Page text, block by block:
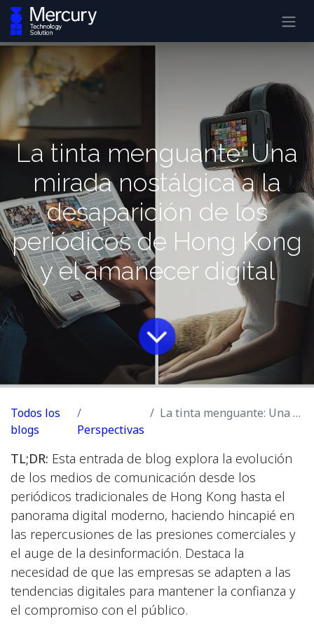
La tinta menguante: Una
mirada nostálgica a la
desaparición de los
periódicos de Hong Kong
y el amanecer digital
Todos los
blogs
Perspectivas
La tinta menguante: Una mirada nostálgica a la desaparición de los periódicos de Hong Kong y el amanecer digital
TL;DR: Esta entrada de blog explora la evolución
de los medios de comunicación desde los
periódicos tradicionales de Hong Kong hasta el
panorama digital moderno, haciendo hincapié en
las repercusiones de las presiones comerciales y
el auge de la desinformación. Destaca la
necesidad de que las empresas se adapten a las
tendencias digitales para mantener la confianza y
el compromiso con el público.